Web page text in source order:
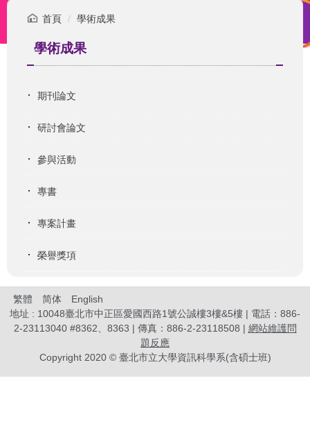
首頁 學術成果
學術成果
期刊論文
研討會論文
參與活動
專書
專案計畫
榮譽獎項
繁體 简体
English
地址 : 10048臺北市中正區愛國西路1號公誠樓3樓&5樓 | 電話：886-
2-23113040 #8362、8363 | 傳真：886-2-23118508 | 網站維護問
題反應
Copyright 2020 © 臺北市立大學資訊科學系(含碩士班)